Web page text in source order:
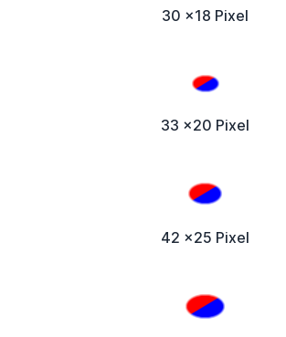
30 x18 Pixel
33 x20 Pixel
42 x25 Pixel